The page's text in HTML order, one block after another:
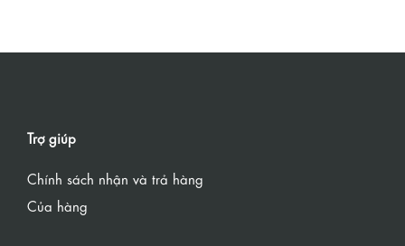
Trợ giúp
Chính sách nhận và trả hàng
Của hàng